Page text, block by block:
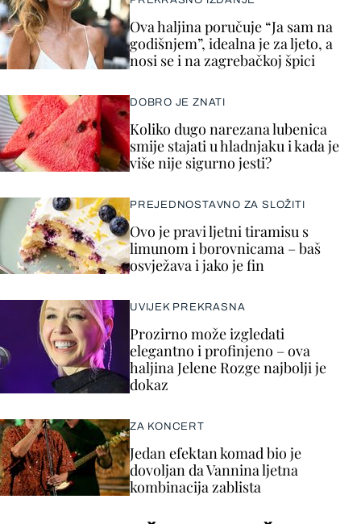
Ova haljina poručuje “Ja sam na
godišnjem”, idealna je za ljeto, a
nosi se i na zagrebačkoj špici
DOBRO JE ZNATI
Koliko dugo narezana lubenica
smije stajati u hladnjaku i kada je
više nije sigurno jesti?
PREJEDNOSTAVNO ZA SLOŽITI
Ovo je pravi ljetni tiramisu s
limunom i borovnicama – baš
osvježava i jako je fin
UVIJEK PREKRASNA
Prozirno može izgledati
elegantno i profinjeno – ova
haljina Jelene Rozge najbolji je
dokaz
ZA KONCERT
Jedan efektan komad bio je
dovoljan da Vannina ljetna
kombinacija zablista